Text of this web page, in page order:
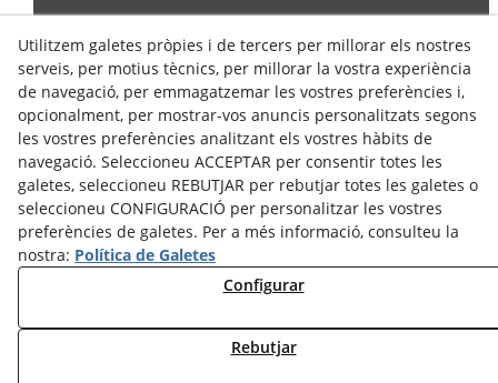
Avís Legal
Política de Privacitat
Política de Cookies
Condicions de Compra
Condicions d'enviament
Dret de Desistiment
Utilitzem galetes pròpies i de tercers per millorar els nostres
serveis, per motius tècnics, per millorar la vostra experiència
de navegació, per emmagatzemar les vostres preferències i,
opcionalment, per mostrar-vos anuncis personalitzats segons
les vostres preferències analitzant els vostres hàbits de
navegació. Seleccioneu ACCEPTAR per consentir totes les
galetes, seleccioneu REBUTJAR per rebutjar totes les galetes o
seleccioneu CONFIGURACIÓ per personalitzar les vostres
preferències de galetes. Per a més informació, consulteu la
nostra: Política de Galetes
Configurar
Rebutjar